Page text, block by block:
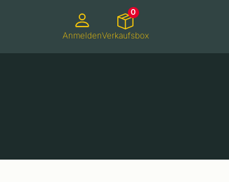
AnmeldenVerkaufsbox
0